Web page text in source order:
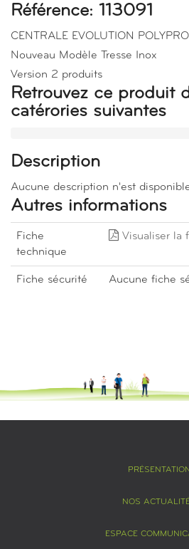
Référence: 113091
CENTRALE EVOLUTION
Nouveau Modèle Tresse Inox
Version 2 produits
Retrouvez ce produit
catérories suivantes
Description
Aucune description n'est
Autres informations
Fiche
technique
Visualiser la
Fiche sécurité Aucune fiche
PRÉSENTATION
NOS
ESPACE